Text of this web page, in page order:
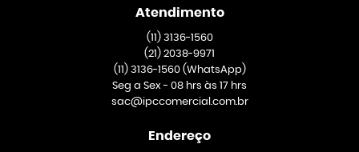
Atendimento
(11)3136-1560
(21) 2038-9971
(11)3136-1560 (WhatsApp)
Seg a Sex - 08 hrs às 17 hrs
sac@ipccomercial.com.br
Endereço